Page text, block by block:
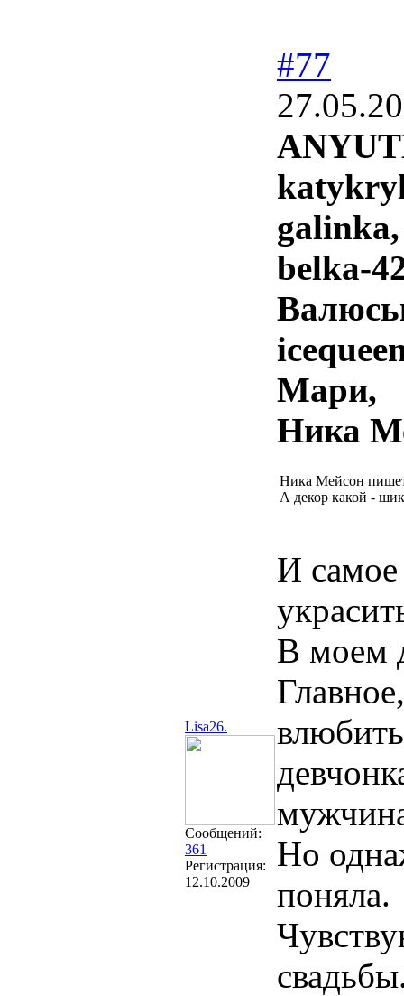
Lisa26.
Сообщений:
361
Регистрация:
12.10.2009
#77
galinka,
belka-
Мари,
Ника
Ника Мейсон
А декор какой -
И
В моем
Но
поняла.